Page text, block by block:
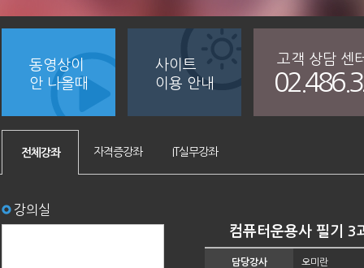
동영상이
안 나올때
사이트
이용 안내
고객 상담 센
전체강좌 자격증강좌 IT실무강좌
강의실
컴퓨터운용사 필기 3
담당강사 오미란